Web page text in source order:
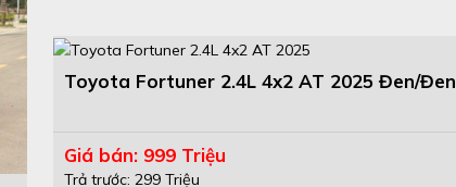
Toyota Fortuner 2.4L 4x2 AT 2025 Đen/Đen
Giá bán: 999 Triệu
Trả trước: 299 Triệu